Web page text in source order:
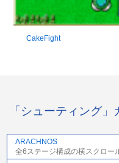
CakeFight
「シューティング
ARACHNOS
全6ステージ構成の横スクロー